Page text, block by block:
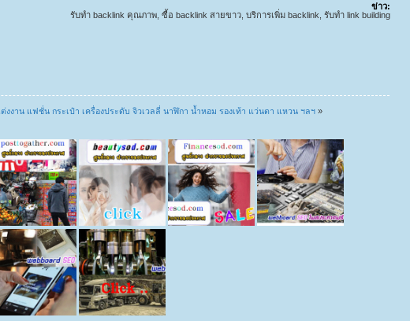
ข่าว:
รับทำ backlink คุณภาพ, ซื้อ backlink สายขาว, บริการเพิ่ม backlink, รับทำ link building
งาน แฟชั่น กระเป๋า เครื่องประดับ จิวเวลลี่ นาฬิกา น้ำหอม รองเท้า แว่นตา แหวน ฯลฯ»